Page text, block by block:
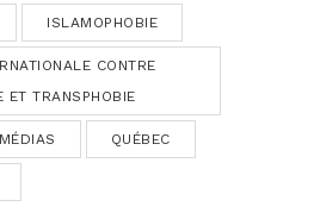
ISLAMOPHOBIE
CONTRE
ET TRANSPHOBIE
MÉDIAS QUÉBEC